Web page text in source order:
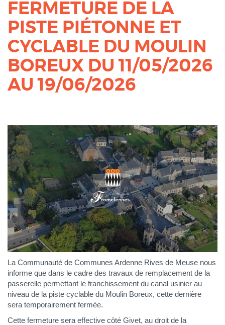
FERMETURE DE LA
PISTE PIÉTONNE ET
CYCLABLE DU MOULIN
BOREUX DU 11/05/2026
AU 19/06/2026
La Communauté de Communes Ardenne Rives de Meuse nous
informe que dans le cadre des travaux de remplacement de la
passerelle permettant le franchissement du canal usinier au
niveau de la piste cyclable du Moulin Boreux, cette dernière
sera temporairement fermée.
Cette fermeture sera effective côté Givet, au droit de la